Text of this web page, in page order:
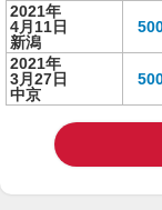
2021年
4月11日
新潟
2021年
3月27日
中京